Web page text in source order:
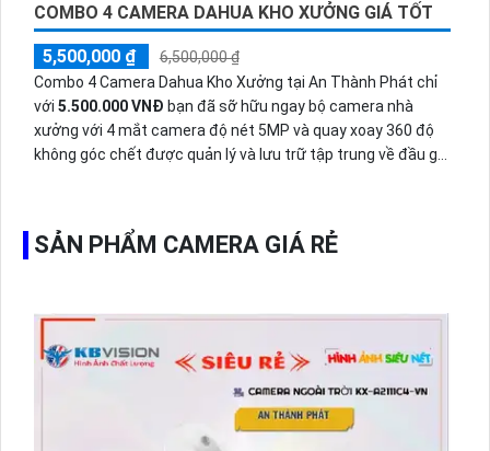
COMBO 4 CAMERA DAHUA KHO XƯỞNG GIÁ TỐT
5,500,000 ₫
6,500,000 ₫
Combo 4 Camera Dahua Kho Xưởng tại An Thành Phát chỉ
với 5.500.000 VNĐ bạn đã sỡ hữu ngay bộ camera nhà
xưởng với 4 mắt camera độ nét 5MP và quay xoay 360 độ
không góc chết được quản lý và lưu trữ tập trung về đầu ghi
SẢN PHẨM CAMERA GIÁ RẺ